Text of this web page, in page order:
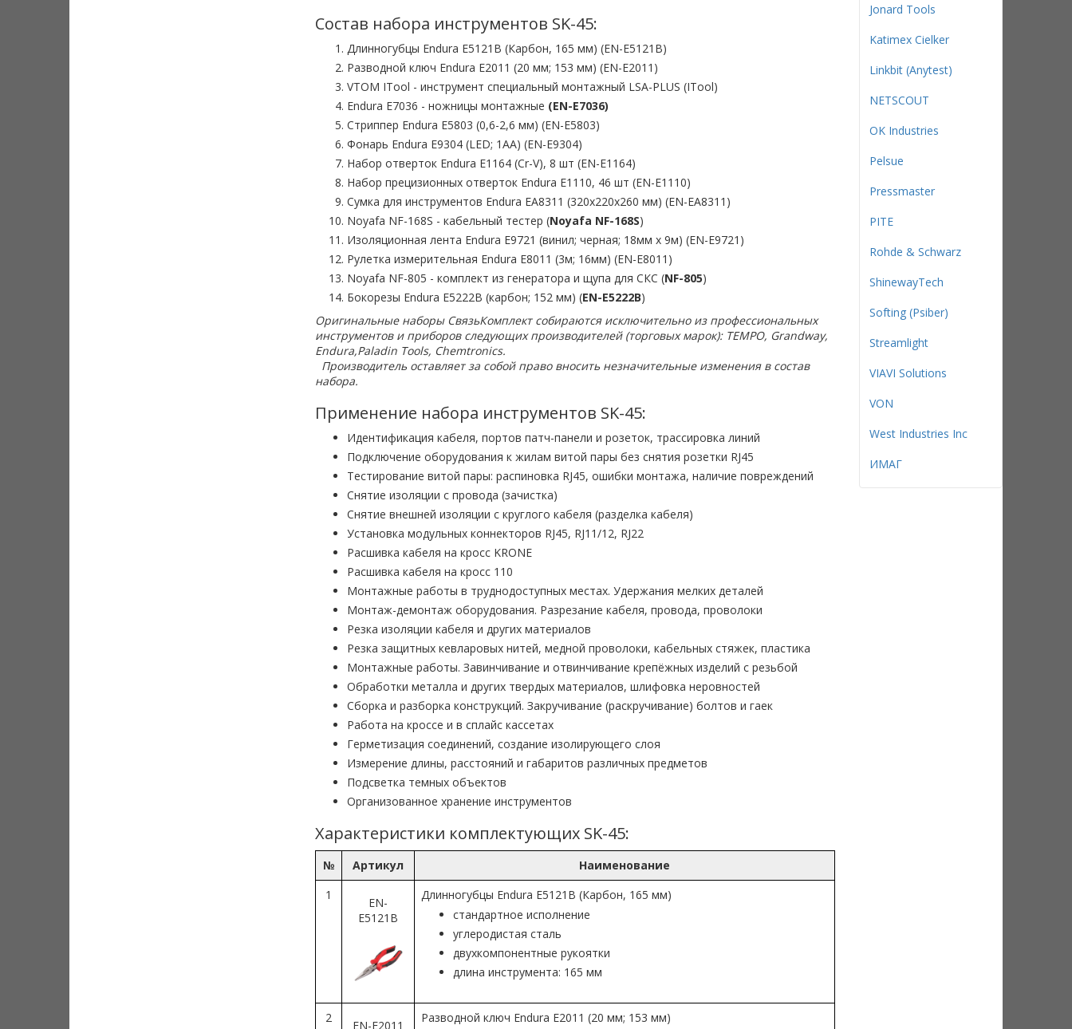
Состав набора инструментов SK-45:
Длинногубцы Endura E5121B (Карбон, 165 мм) (EN-E5121B)
Разводной ключ Endura E2011 (20 мм; 153 мм) (EN-E2011)
VTOM ITool - инструмент специальный монтажный LSA-PLUS (ITool)
Endura E7036 - ножницы монтажные (EN-E7036)
Стриппер Endura E5803 (0,6-2,6 мм) (EN-E5803)
Фонарь Endura E9304 (LED; 1АА) (EN-E9304)
Набор отверток Endura E1164 (Cr-V), 8 шт (EN-E1164)
Набор прецизионных отверток Endura E1110, 46 шт (EN-E1110)
Сумка для инструментов Endura EA8311 (320x220x260 мм) (EN-EA8311)
Noyafa NF-168S - кабельный тестер (Noyafa NF-168S)
Изоляционная лента Endura E9721 (винил; черная; 18мм x 9м) (EN-E9721)
Рулетка измерительная Endura E8011 (3м; 16мм) (EN-E8011)
Noyafa NF-805 - комплект из генератора и щупа для СКС (NF-805)
Бокорезы Endura E5222B (карбон; 152 мм) (EN-E5222B)
Оригинальные наборы СвязьКомплект собираются исключительно из профессиональных
инструментов и приборов следующих производителей (торговых марок): TEMPO, Grandway,
Endura,Paladin Tools, Chemtronics.
Производитель оставляет за собой право вносить незначительные изменения в состав
набора.
Применение набора инструментов SK-45:
Идентификация кабеля, портов патч-панели и розеток, трассировка линий
Подключение оборудования к жилам витой пары без снятия розетки RJ45
Тестирование витой пары: распиновка RJ45, ошибки монтажа, наличие повреждений
Снятие изоляции с провода (зачистка)
Снятие внешней изоляции с круглого кабеля (разделка кабеля)
Установка модульных коннекторов RJ45, RJ11/12, RJ22
Расшивка кабеля на кросс KRONE
Расшивка кабеля на кросс 110
Монтажные работы в труднодоступных местах. Удержания мелких деталей
Монтаж-демонтаж оборудования. Разрезание кабеля, провода, проволоки
Резка изоляции кабеля и других материалов
Резка защитных кевларовых нитей, медной проволоки, кабельных стяжек, пластика
Монтажные работы. Завинчивание и отвинчивание крепёжных изделий с резьбой
Обработки металла и других твердых материалов, шлифовка неровностей
Сборка и разборка конструкций. Закручивание (раскручивание) болтов и гаек
Работа на кроссе и в сплайс кассетах
Герметизация соединений, создание изолирующего слоя
Измерение длины, расстояний и габаритов различных предметов
Подсветка темных объектов
Организованное хранение инструментов
Характеристики комплектующих SK-45:
№ Артикул
Наименование
1
EN-
E5121B
Длинногубцы Endura E5121B (Карбон, 165 мм)
стандартное исполнение
углеродистая сталь
двухкомпонентные рукоятки
длина инструмента: 165 мм
2
EN-E2011
Разводной ключ Endura E2011 (20 мм; 153 мм)
Jonard Tools
Katimex Cielker
Linkbit (Anytest)
NETSCOUT
OK Industries
Pelsue
Pressmaster
PITE
Rohde & Schwarz
ShinewayTech
Softing (Psiber)
Streamlight
VIAVI Solutions
VON
West Industries Inc
ИМАГ